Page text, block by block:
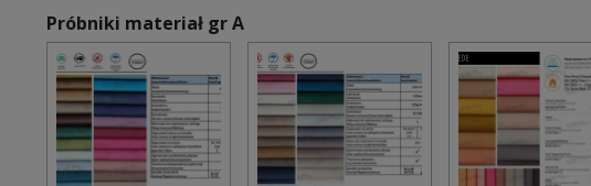
Próbniki materiał gr A